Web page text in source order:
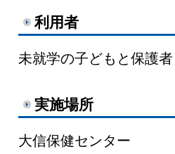
利用者
未就学の子どもと保護者
実施場所
大信保健センター